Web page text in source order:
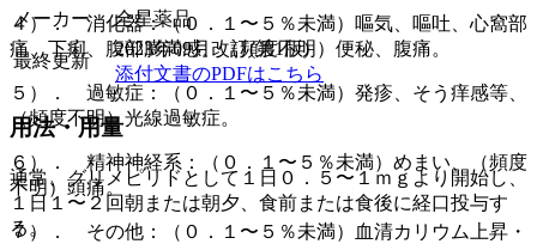
４）． 消化器：（０．１〜５％未満）嘔気、嘔吐、心窩部
痛、下痢、腹部膨満感、（頻度不明）便秘、腹痛。
５）． 過敏症：（０．１〜５％未満）発疹、そう痒感等、
（頻度不明）光線過敏症。
６）． 精神神経系：（０．１〜５％未満）めまい、（頻度
不明）頭痛。
７）． その他：（０．１〜５％未満）血清カリウム上昇・
メーカー
全星薬品
最終更新
2023年09月改訂(第1版)
添付文書のPDFはこちら
用法・用量
通常、グリメピリドとして１日０．５〜１ｍｇより開始し、
１日１〜２回朝または朝夕、食前または食後に経口投与す
る。